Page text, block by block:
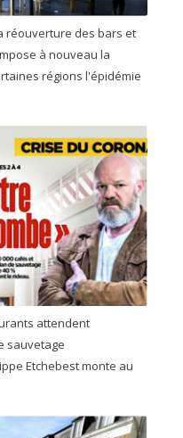
réouverture des bars et
à nouveau la
régions l'épidémie
attendent
sauvetage
Etchebest monte au